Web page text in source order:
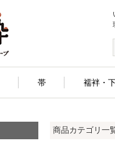
帯 襦袢・
商品カテゴリ一